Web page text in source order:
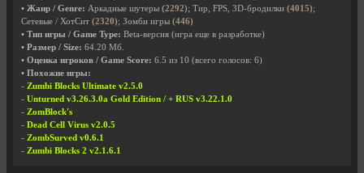
• Жанр / Genre: Аркадные шутеры (2292); Тир, FPS, 3D-бродилки (4015);
Сетевые / ХотСит (2320); Зомби игры (446)
• Тип игры / Game Type: Beta-версия (игра еще в разработке)
• Размер / Size: 64.20 Мб.
• Оценка игроков / Game Score: 6.5 из 10 (всего голосов: 6)
• Похожие игры:
- Zumbi Blocks Ultimate v2.5.0
- Unturned v3.26.3.0a Gold Edition / + RUS v3.22.1.0
- ZomBlock's
- Dead Cell Virus v2.0.5
- ZombSurved v0.6.1
- Zumbi Blocks 2 v2.1.6.1